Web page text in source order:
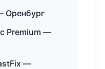
Оренбург
Premium —
—